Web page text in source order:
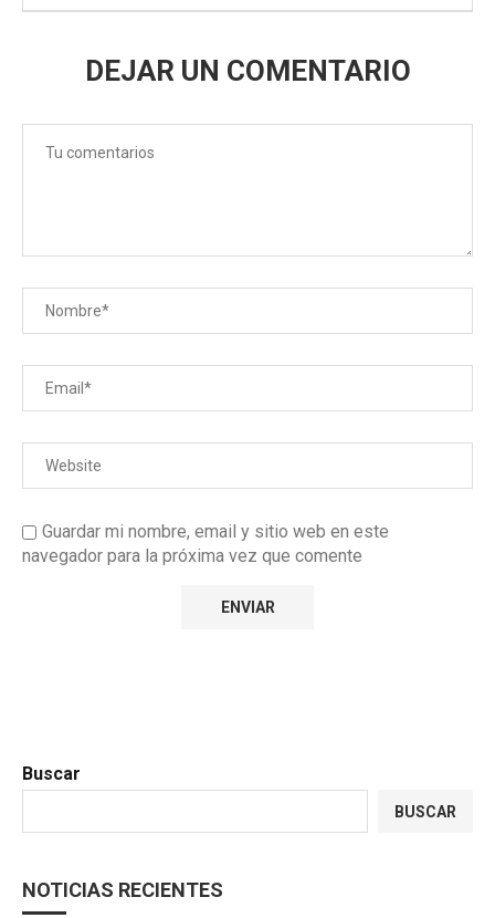
DEJAR UN COMENTARIO
Guardar mi nombre, email y sitio web en este
navegador para la próxima vez que comente
Buscar
BUSCAR
NOTICIAS RECIENTES